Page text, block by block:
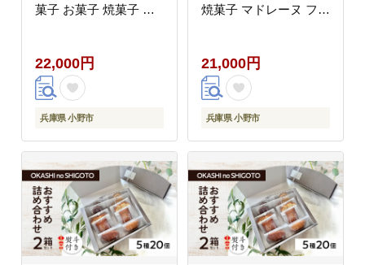
菓子 お菓子 焼菓子 洋
22,000円
兵庫県 小野市
焼菓子 マドレーヌ フィ
ゼント ]【のし(内祝
い)】
21,000円
兵庫県 小野市